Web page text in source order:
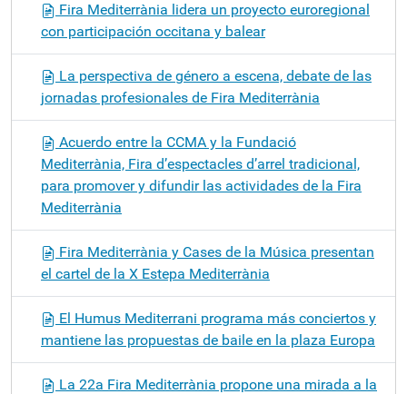
Fira Mediterrània lidera un proyecto euroregional
con participación occitana y balear
La perspectiva de género a escena, debate de las
jornadas profesionales de Fira Mediterrània
Acuerdo entre la CCMA y la Fundació
Mediterrània, Fira d’espectacles d’arrel tradicional,
para promover y difundir las actividades de la Fira
Mediterrània
Fira Mediterrània y Cases de la Música presentan
el cartel de la X Estepa Mediterrània
El Humus Mediterrani programa más conciertos y
mantiene las propuestas de baile en la plaza Europa
La 22a Fira Mediterrània propone una mirada a la